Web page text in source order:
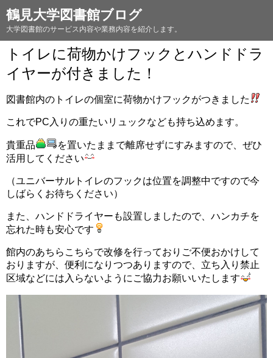
鶴見大学図書館ブログ
大学図書館のサービス内容や業務内容を紹介します。
トイレに荷物かけフックとハンドドラ
イヤーが付きました！
図書館内のトイレの個室に荷物かけフックがつきました
これでPC入りの重たいリュックなども持ち込めます。
貴重品
を置いたままで離席せずにすみますので、ぜひ
活用してください
（ユニバーサルトイレのフックは位置を調整中ですので今
しばらくお待ちください）
また、ハンドドライヤーも設置しましたので、ハンカチを
忘れた時も安心です
館内のあちらこちらで改修を行っておりご不便おかけして
おりますが、便利になりつつありますので、立ち入り禁止
区域などには入らないようにご協力お願いいたします